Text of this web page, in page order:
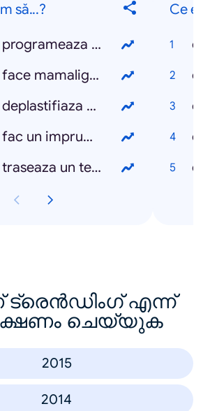
să...?
cum se programeaza pc sa se opreasca?
cum se face mamaliga pentru momeala la pesti
cum se deplastifiaza o hartie
cum sa fac un imprumut la banca
cum se traseaza un teren de fotbal
Ce
ce
ce
ce
എന്ന്
ചെയ്യുക
2015
2014